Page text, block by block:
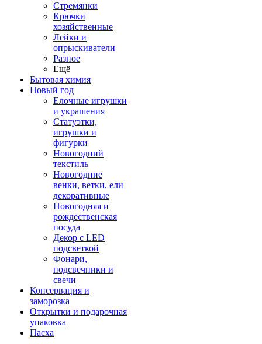
Стремянки
Крючки
хозяйственные
Лейки и
опрыскиватели
Разное
Ещё
Бытовая химия
Новый год
Елочные игрушки
и украшения
Статуэтки,
игрушки и
фигурки
Новогодний
текстиль
Новогодние
венки, ветки, ели
декоративные
Новогодняя и
рождественская
посуда
Декор с LED
подсветкой
Фонари,
подсвечники и
свечи
Консервация и
заморозка
Открытки и подарочная
упаковка
Пасха